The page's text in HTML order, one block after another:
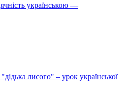
українською —
лисого" – урок української